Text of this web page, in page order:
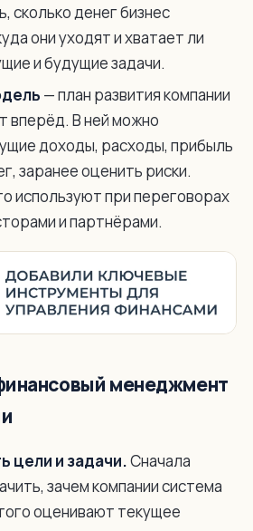
сколько денег бизнес
они уходят и хватает ли
и будущие задачи.
— план развития компании
вперёд. В ней можно
доходы, расходы, прибыль
заранее оценить риски.
используют при переговорах
и партнёрами.
менеджмент
цели и задачи.Сначала
зачем компании система
оценивают текущее